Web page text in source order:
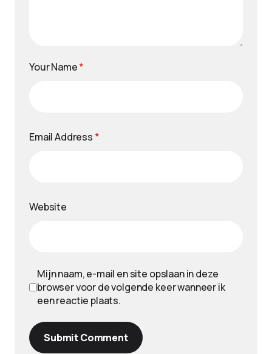
Your Name*
Email Address *
Website
Mijn naam, e-mail en site opslaan in deze
browser voor de volgende keer wanneer ik
een reactie plaats.
Submit Comment